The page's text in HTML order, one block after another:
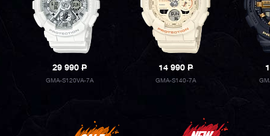
29 990P
GMA-S120VA-7A
14 990P
GMA-S140-7A